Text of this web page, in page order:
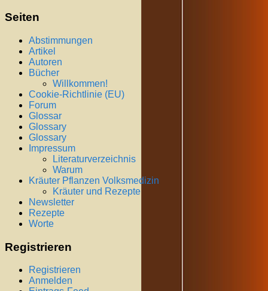
Seiten
Abstimmungen
Artikel
Autoren
Bücher
Willkommen!
Cookie-Richtlinie (EU)
Forum
Glossar
Glossary
Glossary
Impressum
Literaturverzeichnis
Warum
Kräuter Pflanzen Volksmedizin
Kräuter und Rezepte
Newsletter
Rezepte
Worte
Registrieren
Registrieren
Anmelden